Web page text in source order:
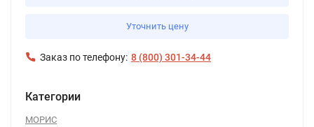
Уточнить цену
Заказ по телефону: 8 (800) 301-34-44
Категории
МОРИС